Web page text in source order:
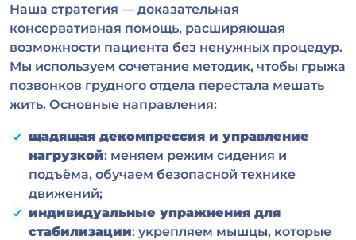
Наша стратегия — доказательная
консервативная помощь, расширяющая
возможности пациента без ненужных процедур.
Мы используем сочетание методик, чтобы грыжа
позвонков грудного отдела перестала мешать
жить. Основные направления:
щадящая декомпрессия и управление
нагрузкой: меняем режим сидения и
подъёма, обучаем безопасной технике
движений;
индивидуальные упражнения для
стабилизации: укрепляем мышцы, которые